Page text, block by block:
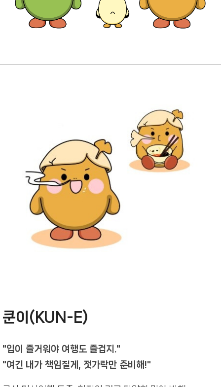
쿤이(KUN-E)
"입이 즐거워야 여행도 즐겁지."
"여긴 내가 책임질게, 젓가락만 준비해!"